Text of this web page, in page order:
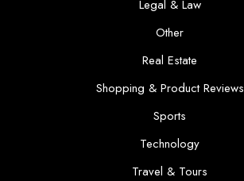
Legal & Law
Other
Real Estate
Shopping & Product Reviews
Sports
Technology
Travel & Tours